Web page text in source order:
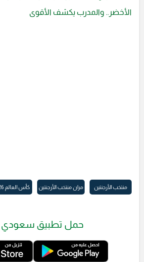
الأخضر.. والمدرب يكشف الأقوى
منتخب الأرجنتين مران منتخب الأرجنتين كأس العالم 2026
حمل تطبيق سعودي